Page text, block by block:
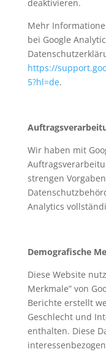
deaktivieren.
Mehr
bei Google
https://
5?hl=de.
Wir haben mit
strengen
Analytics
Demografische
Diese Website
Merkmale” von
Berichte erstellt
Geschlecht und
enthalten. Diese